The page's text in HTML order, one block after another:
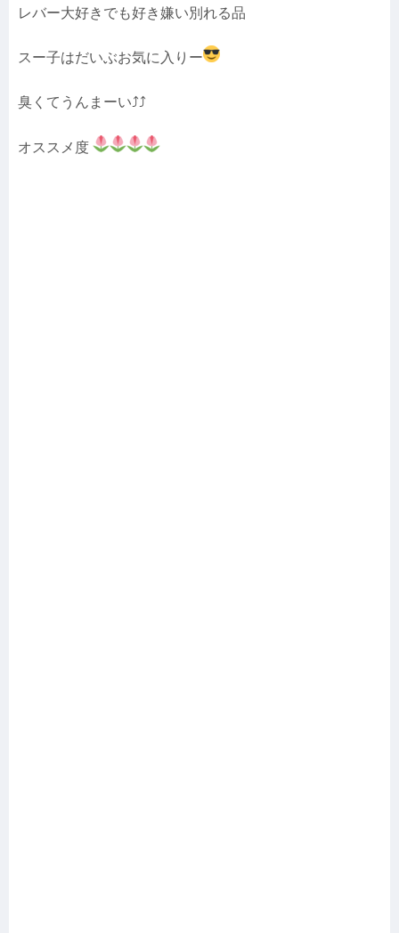
レバー大好きでも好き嫌い別れる品
スー子はだいぶお気に入りー
臭くてうんまーい⤴︎⤴︎
オススメ度